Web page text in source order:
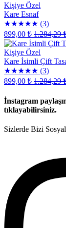
Kişiye Özel
Kare Esnaf
★★★★★ (3)
899,00 ₺ 1.284,29
Kişiye Özel
Kare İsimli Çift
★★★★★ (3)
899,00 ₺ 1.284,29
vermekte
zorlanıyorsanız
videosunu
Metinleri
Giriniz
Buraya
yazdırmak
istediğiniz
isimleri
İnstagram
tıklayabilirsiniz.
Sizlerde Bizi